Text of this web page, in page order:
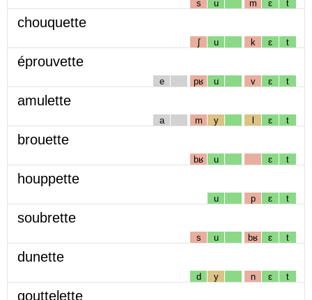
s u m ɛ t
chouquette
ʃ u k ɛ t
éprouvette
e pʁ u v ɛ t
amulette
a m y l ɛ t
brouette
bʁ u ɛ t
houppette
u p ɛ t
soubrette
s u bʁ ɛ t
dunette
d y n ɛ t
gouttelette